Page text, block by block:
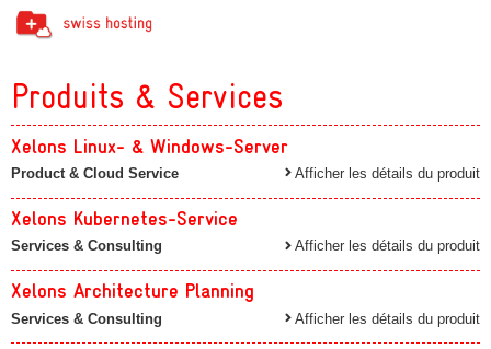
Produits & Services
Xelons Linux- & Windows-Server
Product & Cloud Service Afficher les détails du produit
Xelons Kubernetes-Service
Services & Consulting Afficher les détails du produit
Xelons Architecture Planning
Services & Consulting Afficher les détails du produit